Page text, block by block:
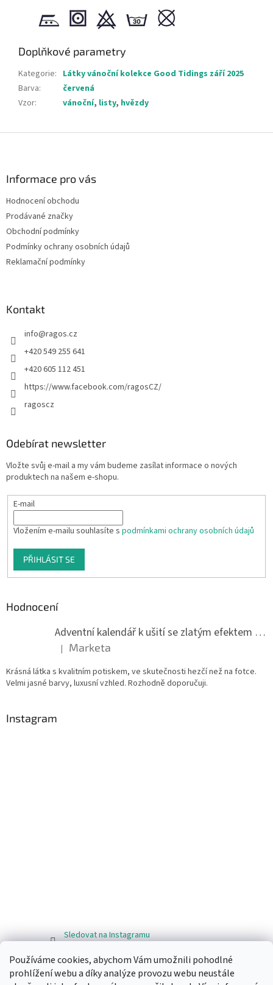
Používáme cookies, abychom Vám umožnili pohodlné
prohlížení webu a díky analýze provozu webu neustále
Doplňkové parametry
Kategorie: Látky vánoční kolekce Good Tidings září 2025
Barva:
červená
Vzor: vánoční, listy, hvězdy
Informace pro vás
Hodnocení obchodu
Prodávané značky
Obchodní podmínky
Podmínky ochrany osobních údajů
Reklamační podmínky
Kontakt
info@ragos.cz
+420 549 255 641
+420 605 112 451
https://www.facebook.com/ragosCZ/
ragoscz
Odebírat newsletter
Vložte svůj e-mail a my vám budeme zasílat informace o nových
produktech na našem e-shopu.
E-mail
Vložením e-mailu souhlasíte s podmínkami ochrany osobních údajů
PŘIHLÁSIT SE
Hodnocení
Adventní kalendář k ušití se zlatým efektem 042Q
Hodnocení produktu je 5 z 5 hvězdiček.
| Marketa
Krásná látka s kvalitním potiskem, ve skutečnosti hezčí než na fotce.
Velmi jasné barvy, luxusní vzhled. Rozhodně doporučuji.
Instagram
Sledovat na Instagramu
Facebook